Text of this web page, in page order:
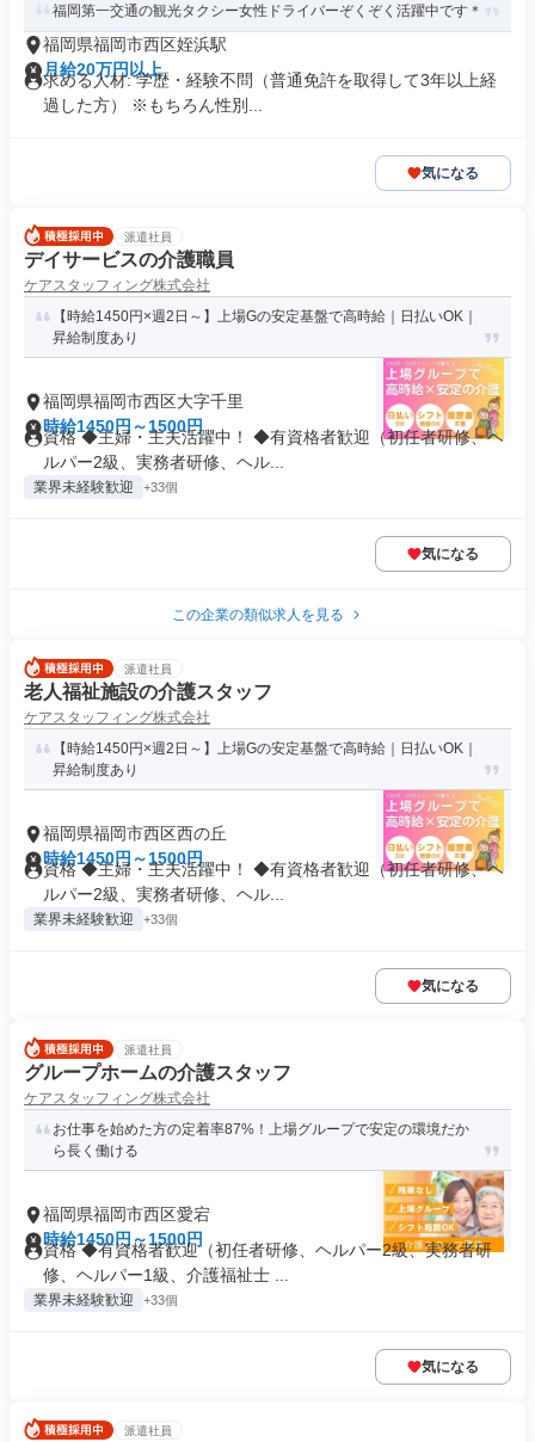
福岡第一交通の観光タクシー女性ドライバーぞくぞく活躍中です＊
福岡県福岡市西区姪浜駅
月給20万円以上
求める人材: 学歴・経験不問（普通免許を取得して3年以上経
過した方） ※もちろん性別...
気になる
派遣社員
デイサービスの介護職員
ケアスタッフィング株式会社
【時給1450円×週2日～】上場Gの安定基盤で高時給｜日払いOK｜
昇給制度あり
福岡県福岡市西区大字千里
時給1450円～1500円
資格 ◆主婦・主夫活躍中！ ◆有資格者歓迎（初任者研修、ヘ
ルパー2級、実務者研修、ヘル...
業界未経験歓迎 +33個
気になる
この企業の類似求人を見る
派遣社員
老人福祉施設の介護スタッフ
ケアスタッフィング株式会社
【時給1450円×週2日～】上場Gの安定基盤で高時給｜日払いOK｜
昇給制度あり
福岡県福岡市西区西の丘
時給1450円～1500円
資格 ◆主婦・主夫活躍中！ ◆有資格者歓迎（初任者研修、ヘ
ルパー2級、実務者研修、ヘル...
業界未経験歓迎 +33個
気になる
派遣社員
グループホームの介護スタッフ
ケアスタッフィング株式会社
お仕事を始めた方の定着率87%！上場グループで安定の環境だか
ら長く働ける
福岡県福岡市西区愛宕
時給1450円～1500円
資格 ◆有資格者歓迎（初任者研修、ヘルパー2級、実務者研
修、ヘルパー1級、介護福祉士 ...
業界未経験歓迎 +33個
気になる
派遣社員